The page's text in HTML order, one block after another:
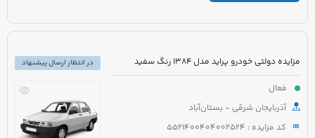
مزایده دولتی خودرو پراید مدل 1384 رنگ سفید
فعال
آذربایجان شرقی - بستان‌آباد
کد مزایده : 5521400404002524
در انتظار ارسال پیشنهاد